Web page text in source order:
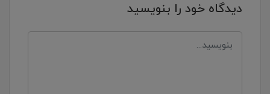
دیدگاه خود را بنویسید